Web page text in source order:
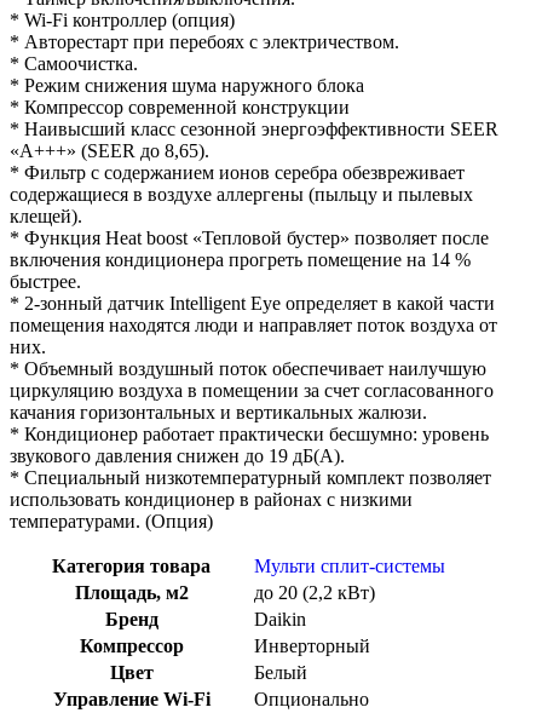
* Wi-Fi контроллер (опция)
* Авторестарт при перебоях с электричеством.
* Самоочистка.
* Режим снижения шума наружного блока
* Компрессор современной конструкции
* Наивысший класс сезонной энергоэффективности SEER
«А+++» (SEER до 8,65).
* Фильтр с содержанием ионов серебра обезвреживает
содержащиеся в воздухе аллергены (пыльцу и пылевых
клещей).
* Функция Heat boost «Тепловой бустер» позволяет после
включения кондиционера прогреть помещение на 14 %
быстрее.
* 2-зонный датчик Intelligent Eye определяет в какой части
помещения находятся люди и направляет поток воздуха от
них.
* Объемный воздушный поток обеспечивает наилучшую
циркуляцию воздуха в помещении за счет согласованного
качания горизонтальных и вертикальных жалюзи.
* Кондиционер работает практически бесшумно: уровень
звукового давления снижен до 19 дБ(А).
* Cпециальный низкотемпературный комплект позволяет
использовать кондиционер в районах с низкими
температурами. (Опция)
Категория товара
Мульти сплит-системы
Площадь, м2
до 20 (2,2 кВт)
Бренд
Daikin
Компрессор
Инверторный
Цвет
Белый
Управление Wi-Fi
Опционально